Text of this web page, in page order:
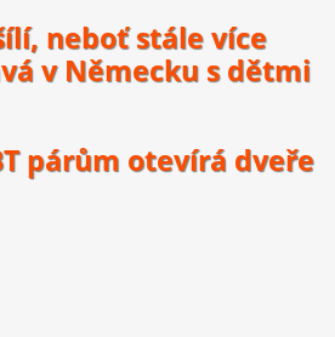
neboť stále více
v Německu s dětmi
párům otevírá dveře